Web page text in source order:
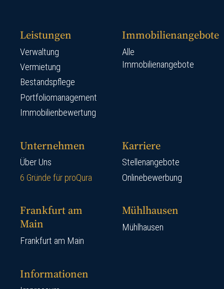
Leistungen
Verwaltung
Vermietung
Bestandspflege
Portfoliomanagement
Immobilienbewertung
Immobilienangebote
Alle
Immobilienangebote
Unternehmen
Über Uns
6 Gründe für proQura
Karriere
Stellenangebote
Onlinebewerbung
Frankfurt am
Main
Frankfurt am Main
Mühlhausen
Mühlhausen
Informationen